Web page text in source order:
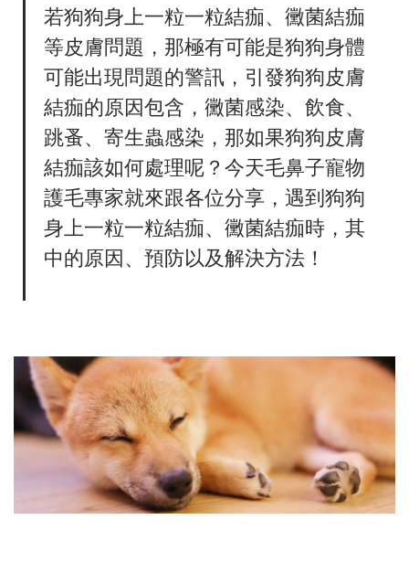
若狗狗身上一粒一粒結痂、黴菌結痂
等皮膚問題，那極有可能是狗狗身體
可能出現問題的警訊，引發狗狗皮膚
結痂的原因包含，黴菌感染、飲食、
跳蚤、寄生蟲感染，那如果狗狗皮膚
結痂該如何處理呢？今天毛鼻子寵物
護毛專家就來跟各位分享，遇到狗狗
身上一粒一粒結痂、黴菌結痂時，其
中的原因、預防以及解決方法！